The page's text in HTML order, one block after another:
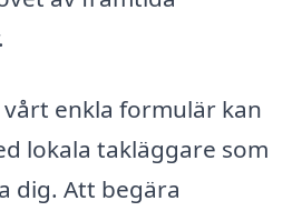
enkla formulär kan
lokala takläggare som
dig. Att begära